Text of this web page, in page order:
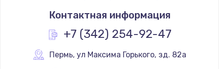
Контактная информация
+7 (342) 254-92-47
Пермь, ул Максима Горького, зд. 82а